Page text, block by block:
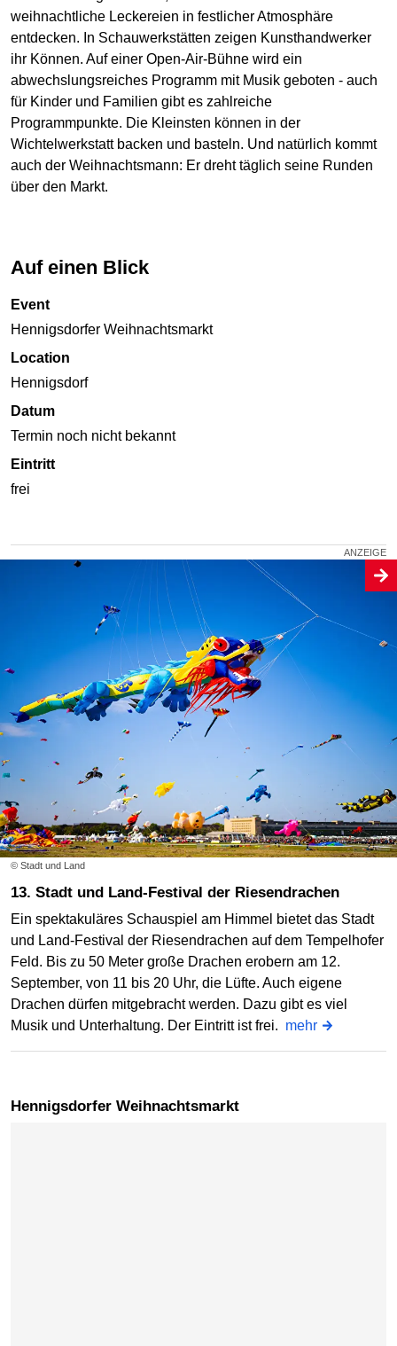
weihnachtliche Leckereien in festlicher Atmosphäre
entdecken. In Schauwerkstätten zeigen Kunsthandwerker
ihr Können. Auf einer Open-Air-Bühne wird ein
abwechslungsreiches Programm mit Musik geboten - auch
für Kinder und Familien gibt es zahlreiche
Programmpunkte. Die Kleinsten können in der
Wichtelwerkstatt backen und basteln. Und natürlich kommt
auch der Weihnachtsmann: Er dreht täglich seine Runden
über den Markt.
Auf einen Blick
Event
Hennigsdorfer Weihnachtsmarkt
Location
Hennigsdorf
Datum
Termin noch nicht bekannt
Eintritt
frei
© Stadt und Land
13. Stadt und Land-Festival der Riesendrachen
Ein spektakuläres Schauspiel am Himmel bietet das Stadt
und Land-Festival der Riesendrachen auf dem Tempelhofer
Feld. Bis zu 50 Meter große Drachen erobern am 12.
September, von 11 bis 20 Uhr, die Lüfte. Auch eigene
Drachen dürfen mitgebracht werden. Dazu gibt es viel
Musik und Unterhaltung. Der Eintritt ist frei. mehr
Hennigsdorfer Weihnachtsmarkt